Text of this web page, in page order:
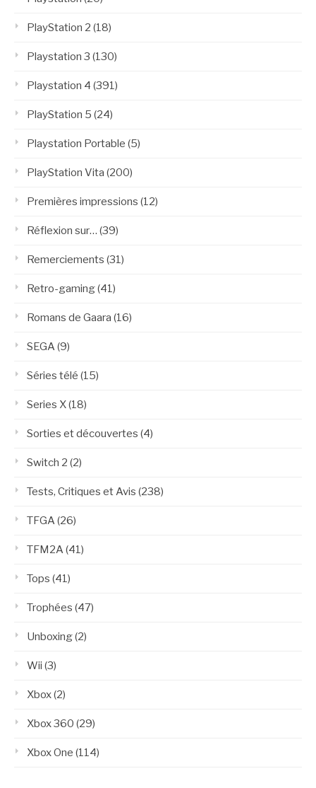
PlayStation 2 (18)
Playstation 3 (130)
Playstation 4 (391)
PlayStation 5 (24)
Playstation Portable (5)
PlayStation Vita (200)
Premières impressions (12)
Réflexion sur… (39)
Remerciements (31)
Retro-gaming(41)
Romans de Gaara (16)
SEGA(9)
Séries télé (15)
Series X(18)
Sorties et découvertes (4)
Switch 2 (2)
Tests, Critiques et Avis (238)
TFGA(26)
TFM2A(41)
Tops (41)
Trophées (47)
Unboxing(2)
Wii (3)
Xbox(2)
Xbox 360 (29)
Xbox One (114)